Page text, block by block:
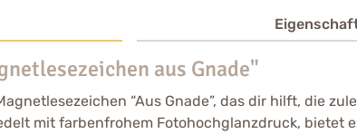
aus Gnade"
“Aus Gnade”, das dir hilft, die
mit farbenfrohem Fotohochglanzdruck, bietet